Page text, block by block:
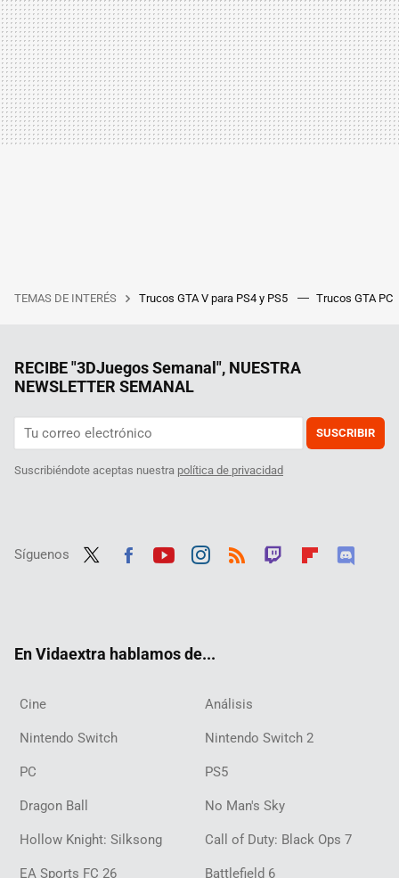
TEMAS DE INTERÉS Trucos GTA V para PS4 y PS5 Trucos GTA PC
RECIBE "3DJuegos Semanal", NUESTRA
NEWSLETTER SEMANAL
SUSCRIBIR
Suscribiéndote aceptas nuestra política de privacidad
Síguenos
En Vidaextra hablamos de...
Cine Análisis
Nintendo Switch Nintendo Switch 2
PC PS5
Dragon Ball No Man's Sky
Hollow Knight: Silksong Call of Duty: Black Ops 7
EA Sports FC 26 Battlefield 6